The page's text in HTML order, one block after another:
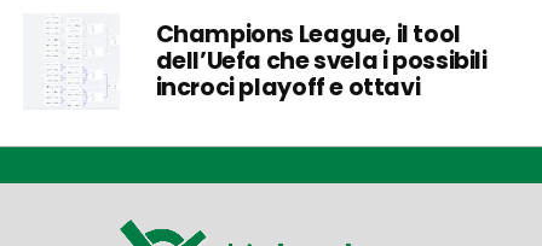
Champions League, il tool
dell’Uefa che svela i possibili
incroci playoff e ottavi